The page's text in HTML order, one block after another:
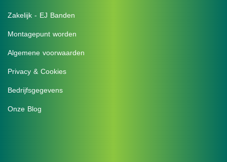
Zakelijk - EJ Banden
Montagepunt worden
Algemene voorwaarden
Privacy & Cookies
Bedrijfsgegevens
Onze Blog